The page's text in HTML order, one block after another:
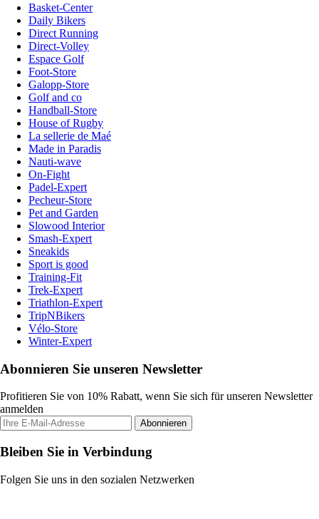
Basket-Center
Daily Bikers
Direct Running
Direct-Volley
Espace Golf
Foot-Store
Galopp-Store
Golf and co
Handball-Store
House of Rugby
La sellerie de Maé
Made in Paradis
Nauti-wave
On-Fight
Padel-Expert
Pecheur-Store
Pet and Garden
Slowood Interior
Smash-Expert
Sneakids
Sport is good
Training-Fit
Trek-Expert
Triathlon-Expert
TripNBikers
Vélo-Store
Winter-Expert
Abonnieren Sie unseren Newsletter
Profitieren Sie von 10% Rabatt, wenn Sie sich für unseren Newsletter
anmelden
Abonnieren
Bleiben Sie in Verbindung
Folgen Sie uns in den sozialen Netzwerken